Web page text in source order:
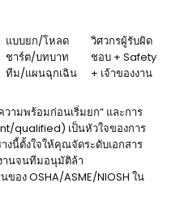
แบบยก/โหลด
ชาร์ต/บทบาท
ทีม/แผนฉุกเฉิน
วิศวกรผู้รับผิด
ชอบ + Safety
+ เจ้าของงาน
ามพร้อมก่อนเริ่มยก” และการ
qualified) เป็นหัวใจของการ
งนี้ตั้งใจให้คุณจัดระดับเอกสาร
านจนทีมอนุมัติล้า
อง OSHA/ASME/NIOSH ใน